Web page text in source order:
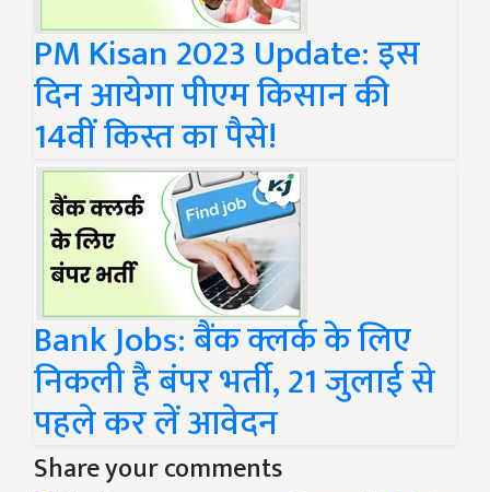
PM Kisan 2023 Update: इस
दिन आयेगा पीएम किसान की
14वीं किस्त का पैसे!
Bank Jobs: बैंक क्लर्क के लिए
निकली है बंपर भर्ती, 21 जुलाई से
पहले कर लें आवेदन
Share your comments